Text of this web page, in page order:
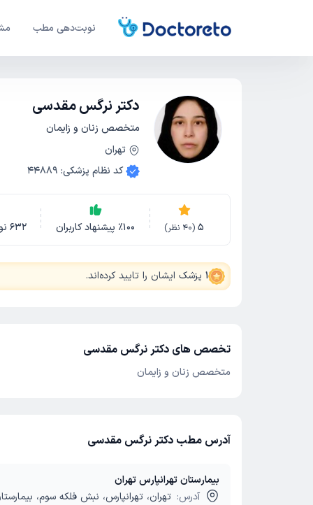
نوبت‌دهی مطب
دکتر نرگس مقدسی
متخصص زنان و زایمان
تهران
کد نظام پزشکی:
44889
5
(
40 نظر) ٪100 پیشنهاد کاربران 632
1 پزشک ایشان را تایید کرده‌اند.
تخصص های دکتر نرگس مقدسی
متخصص زنان و زایمان
آدرس مطب دکتر نرگس مقدسی
بیمارستان تهرانپارس تهران
آدرس: تهران، تهرانپارس، نبش فلکه سوم،